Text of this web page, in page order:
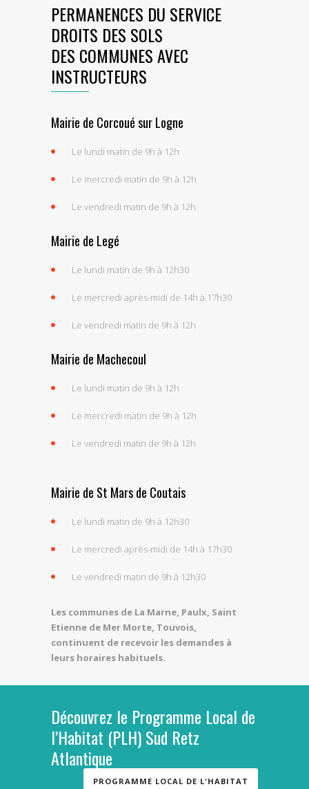
PERMANENCES DU SERVICE
DROITS DES SOLS
DES COMMUNES AVEC
INSTRUCTEURS
Mairie de Corcoué sur Logne
Le lundi matin de 9h à 12h
Le mercredi matin de 9h à 12h
Le vendredi matin de 9h à 12h
Mairie de Legé
Le lundi matin de 9h à 12h30
Le mercredi après-midi de 14h à 17h30
Le vendredi matin de 9h à 12h
Mairie de Machecoul
Le lundi matin de 9h à 12h
Le mercredi matin de 9h à 12h
Le vendredi matin de 9h à 12h
Mairie de St Mars de Coutais
Le lundi matin de 9h à 12h30
Le mercredi après-midi de 14h à 17h30
Le vendredi matin de 9h à 12h30
Les communes de La Marne, Paulx, Saint
Etienne de Mer Morte, Touvois,
continuent de recevoir les demandes à
leurs horaires habituels.
Découvrez le Programme Local de
l’Habitat (PLH) Sud Retz
Atlantique
PROGRAMME LOCAL DE L'HABITAT